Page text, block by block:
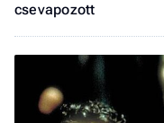
csevapozott